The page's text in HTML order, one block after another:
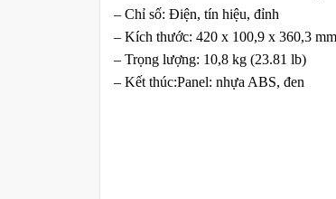
– Chỉ số: Điện, tín hiệu, đỉnh
– Kích thước: 420 x 100,9 x 360,3
– Trọng lượng: 10,8 kg (23.81 lb)
– Kết thúc:Panel: nhựa ABS, đen